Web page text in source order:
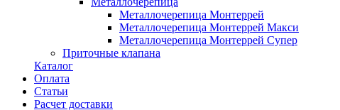
Металлочерепица Монтеррей
Металлочерепица Монтеррей Макси
Металлочерепица Монтеррей Супер
Приточные клапана
Каталог
Оплата
Статьи
Расчет доставки